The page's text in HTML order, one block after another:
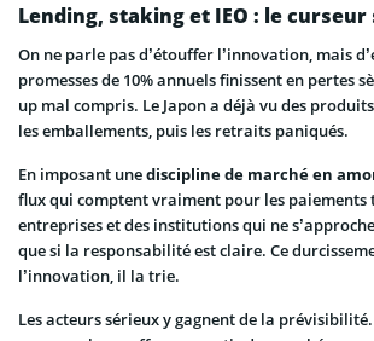
Lending, staking et IEO : le
On ne parle pas d’étouffer l’innovation, mais
promesses de 10% annuels finissent en pertes
up mal compris. Le Japon a déjà vu des
les emballements, puis les retraits paniqués.
En imposant unediscipline de marché en
flux qui comptent vraiment pour les paiements
entreprises et des institutions qui ne
que si la responsabilité est claire. Ce
l’innovation, il la trie.
Les acteurs sérieux y gagnent de la